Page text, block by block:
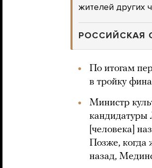
жителей других
РОССИЙСКАЯ
По итогам
в тройку
Министр
кандидатуры
[человека]
Позже, когда
назад,